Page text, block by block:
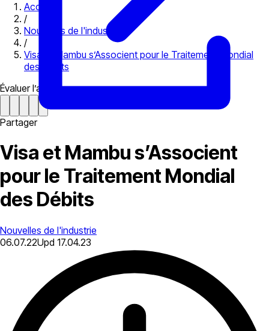
Accueil
/
Nouvelles de l'industrie
/
Visa et Mambu s’Associent pour le Traitement Mondial
des Débits
Évaluer l’article
Partager
Visa et Mambu s’Associent
pour le Traitement Mondial
des Débits
Nouvelles de l'industrie
06.07.22Upd 17.04.23